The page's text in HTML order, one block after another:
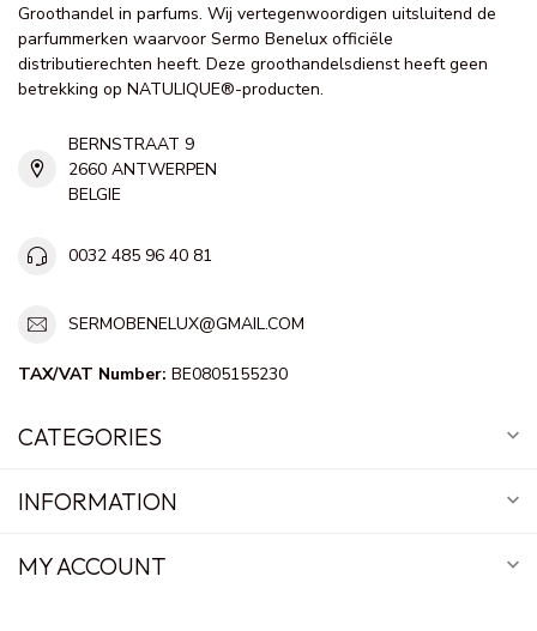
Groothandel in parfums. Wij vertegenwoordigen uitsluitend de
parfummerken waarvoor Sermo Benelux officiële
distributierechten heeft. Deze groothandelsdienst heeft geen
betrekking op NATULIQUE®-producten.
BERNSTRAAT 9
2660 ANTWERPEN
BELGIE
0032 485 96 40 81
SERMOBENELUX@GMAIL.COM
TAX/VAT Number: BE0805155230
CATEGORIES
INFORMATION
MY ACCOUNT